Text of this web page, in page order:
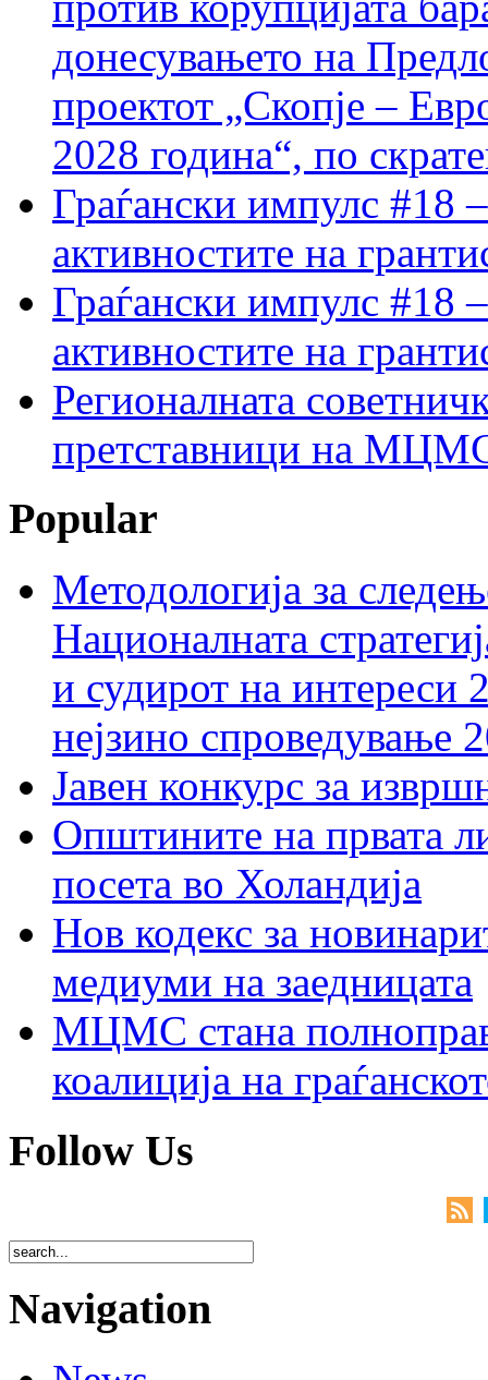
донесувањето на
проектот „Скопје –
2028 година“, по
Граѓански импулс #18
активностите на
Граѓански импулс #18
активностите на
Регионалната
претставници на МЦМС
Popular
Методологија за
Националната
и судирот на интереси
нејзино спроведување
Јавен конкурс за
Општините на првата
посета во Холандија
Нов кодекс за
медиуми на заедницата
МЦМС стана
коалиција на
Follow Us
Navigation